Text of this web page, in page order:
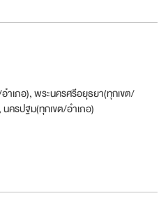
ำเภอ), พระนครศรีอยุธยา(ทุกเขต/
ครปฐม(ทุกเขต/อำเภอ)